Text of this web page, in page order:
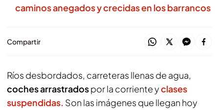
caminos anegados y crecidas en los barrancos
Compartir
Ríos desbordados, carreteras llenas de agua,
coches arrastradospor la corriente yclases
suspendidas. Son las imágenes que llegan hoy